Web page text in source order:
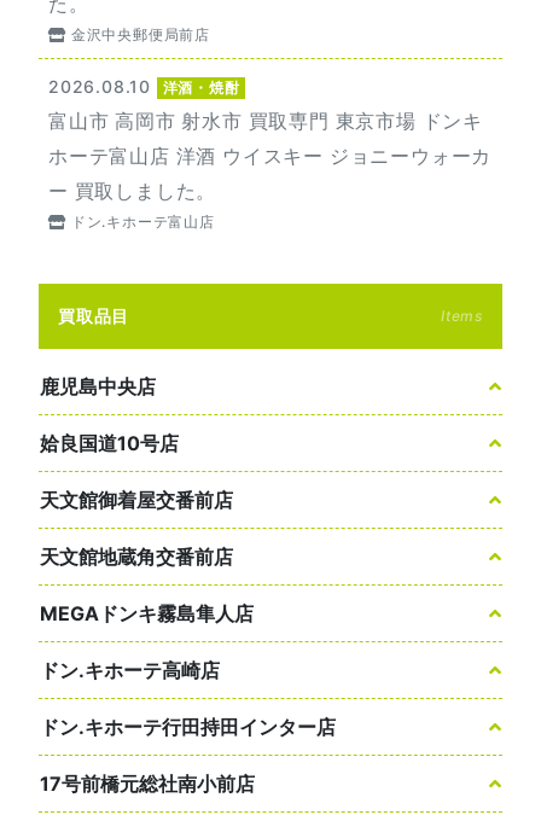
金沢中央郵便局前店
2026.08.10 洋酒・焼酎
富山市 高岡市 射水市 買取専門 東京市場 ドンキ
ホーテ富山店 洋酒 ウイスキー ジョニーウォーカ
ー 買取しました。
ドン.キホーテ富山店
買取品目 Items
鹿児島中央店
姶良国道10号店
天文館御着屋交番前店
天文館地蔵角交番前店
MEGAドンキ霧島隼人店
ドン.キホーテ高崎店
ドン.キホーテ行田持田インター店
17号前橋元総社南小前店